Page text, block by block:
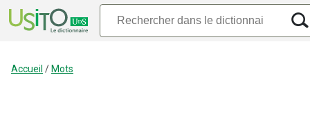
Accueil / Mots